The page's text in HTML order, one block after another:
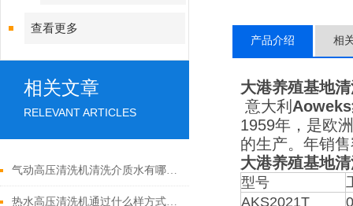
查看更多
相关文章
RELEVANT ARTICLES
气动高压清洗机清洗介质水有哪些优点
热水高压清洗机通过什么样方式来实现增压呢
产品介绍 相
大港养殖基地
意大利
1959年，是欧
的生产。年销
大港养殖基地
型号
AKS2021T